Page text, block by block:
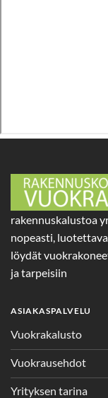
rakennuskalustoa
nopeasti,
löydät
ja tarpeisiin
ASIAKASPALVELU
Vuokrakalusto
Vuokrausehdot
Yrityksen tarina